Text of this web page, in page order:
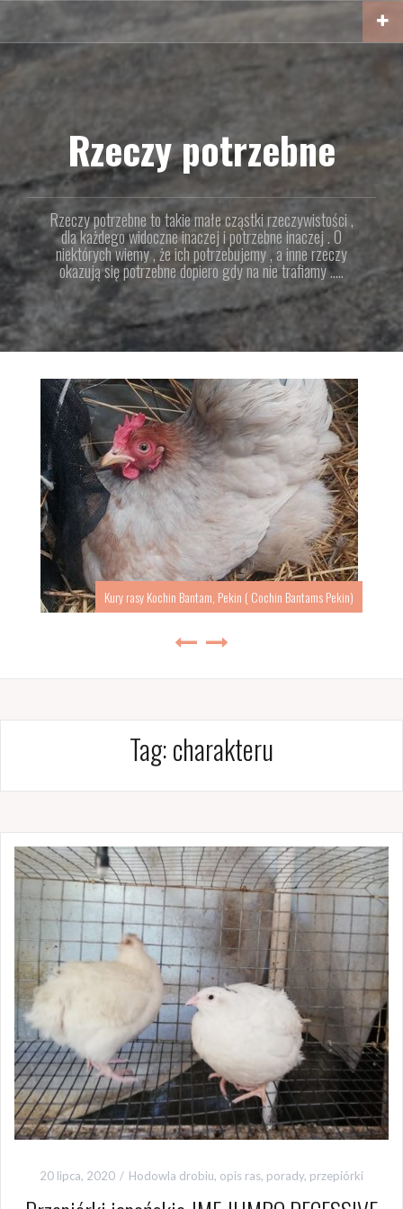
Przejdź
treści
Rzeczy potrzebne
Rzeczy potrzebne to takie małe cząstki rzeczywistości ,
dla każdego widoczne inaczej i potrzebne inaczej . O
niektórych wiemy , że ich potrzebujemy , a inne rzeczy
okazują się potrzebne dopiero gdy na nie trafiamy …..
Kury rasy Kochin Bantam, Pekin ( Cochin Bantams Pekin)
Tag:charakteru
20 lipca, 2020 Hodowla drobiu, opis ras, porady, przepiórki